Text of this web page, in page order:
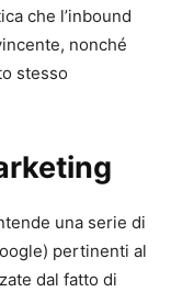
che l’inbound
nonché
stesso
una serie di
pertinenti al
dal fatto di